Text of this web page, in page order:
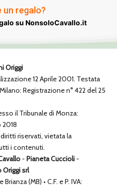
un regalo?
su NonsoloCavallo.it
Origgi
12 Aprile 2001. Testata
Registrazione n° 422 del 25
il Tribunale di Monza:
2018
riservati, vietata la
i contenuti.
- Pianeta Cuccioli -
Origgi srl
(MB) • C.F. e P. IVA: